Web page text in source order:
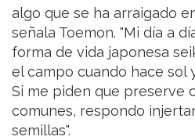
algo que se ha arraigado
señala Toemon. "Mi día a
forma de vida japonesa
el campo cuando hace sol
Si me piden que preserve
comunes, respondo
semillas".